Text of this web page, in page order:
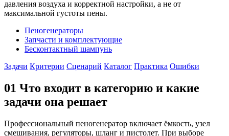
давления воздуха и корректной настройки, а не от
максимальной густоты пены.
Пеногенераторы
Запчасти и комплектующие
Бесконтактный шампунь
Задачи Критерии Сценарий Каталог Практика Ошибки
01 Что входит в категорию и какие
задачи она решает
Профессиональный пеногенератор включает ёмкость, узел
смешивания, регуляторы, шланг и пистолет. При выборе